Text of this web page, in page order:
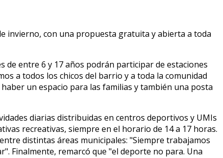
invierno, con una propuesta gratuita y abierta a toda
de entre 6 y 17 años podrán participar de estaciones
a todos los chicos del barrio y a toda la comunidad
un espacio para las familias y también una posta
diarias distribuidas en centros deportivos y UMIs
recreativas, siempre en el horario de 14 a 17 horas.
distintas áreas municipales: "Siempre trabajamos
Finalmente, remarcó que "el deporte no para. Una